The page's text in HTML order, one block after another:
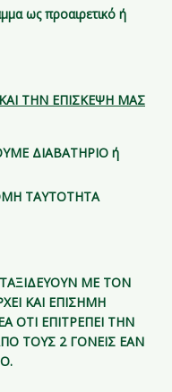
ως προαιρετικό ή
ΤΗΝ ΕΠΙΣΚΕΨΗ ΜΑΣ
ΔΙΑΒΑΤΗΡΙΟ ή
ΤΑΥΤΟΤΗΤΑ
ΜΕ ΤΟΝ
ΚΑΙ ΕΠΙΣΗΜΗ
ΟΤΙ ΕΠΙΤΡΕΠΕΙ ΤΗΝ
ΤΟΥΣ 2 ΓΟΝΕΙΣ ΕΑΝ